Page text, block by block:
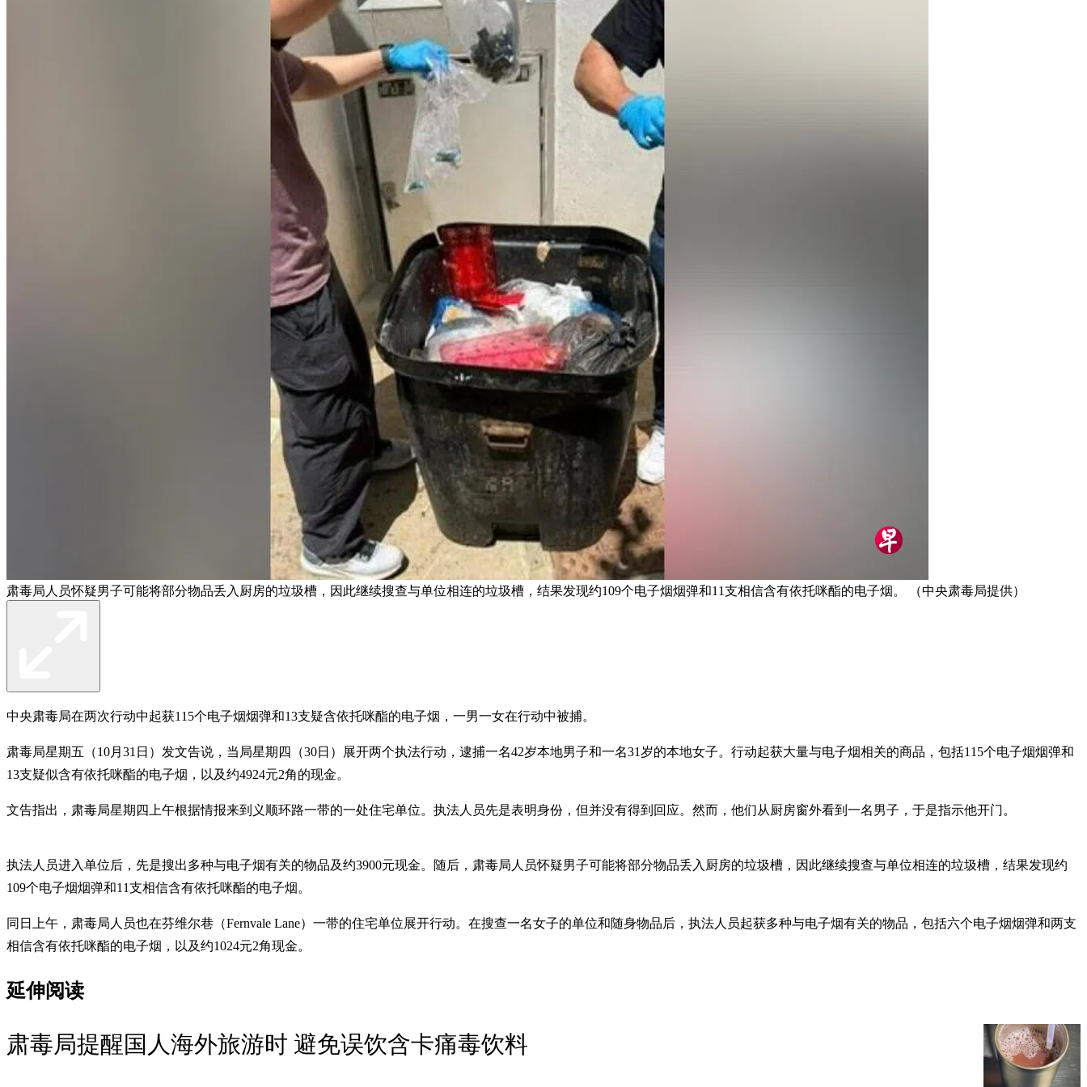
肃毒局人员怀疑男子可能将部分物品丢入厨房的垃圾槽，因此继续搜查与单位相连的垃圾槽，结果发现约109个电子烟烟弹和11支相信含有依托咪酯的电子烟。 （中央肃毒局提供）
中央肃毒局在两次行动中起获115个电子烟烟弹和13支疑含依托咪酯的电子烟，一男一女在行动中被捕。
肃毒局星期五（10月31日）发文告说，当局星期四（30日）展开两个执法行动，逮捕一名42岁本地男子和一名31岁的本地女子。行动起获大量与电子烟相关的商品，包括115个电子烟烟弹和
13支疑似含有依托咪酯的电子烟，以及约4924元2角的现金。
文告指出，肃毒局星期四上午根据情报来到义顺环路一带的一处住宅单位。执法人员先是表明身份，但并没有得到回应。然而，他们从厨房窗外看到一名男子，于是指示他开门。
执法人员进入单位后，先是搜出多种与电子烟有关的物品及约3900元现金。随后，肃毒局人员怀疑男子可能将部分物品丢入厨房的垃圾槽，因此继续搜查与单位相连的垃圾槽，结果发现约
109个电子烟烟弹和11支相信含有依托咪酯的电子烟。
同日上午，肃毒局人员也在芬维尔巷（Fernvale Lane）一带的住宅单位展开行动。在搜查一名女子的单位和随身物品后，执法人员起获多种与电子烟有关的物品，包括六个电子烟烟弹和两支
相信含有依托咪酯的电子烟，以及约1024元2角现金。
延伸阅读
肃毒局提醒国人海外旅游时 避免误饮含卡痛毒饮料